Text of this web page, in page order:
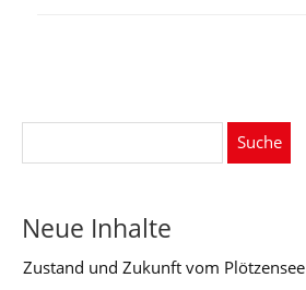
Neue Inhalte
Zustand und Zukunft vom Plötzensee